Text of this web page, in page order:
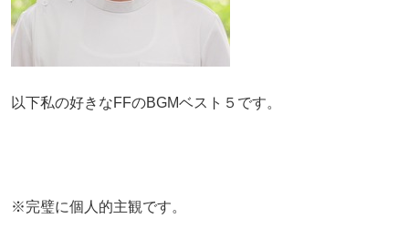
以下私の好きなFFのBGMベスト５です。
※完璧に個人的主観です。